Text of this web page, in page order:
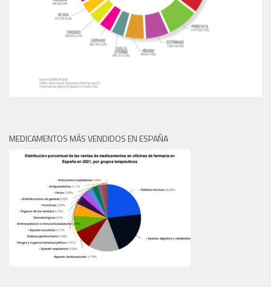
MEDICAMENTOS MÁS VENDIDOS EN ESPAÑA